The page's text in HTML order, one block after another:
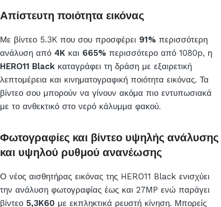
Απίστευτη ποιότητα εικόνας
Με βίντεο 5.3K που σου προσφέρει 91% περισσότερη
ανάλυση από 4K και 665% περισσότερο από 1080p, η
HERO11 Black καταγράφει τη δράση με εξαιρετική
λεπτομέρεια και κινηματογραφική ποιότητα εικόνας. Τα
βίντεο σου μπορούν να γίνουν ακόμα πιο εντυπωσιακά
με το ανθεκτικό στο νερό κάλυμμα φακού.
Φωτογραφίες και βίντεο υψηλής ανάλυσης
και υψηλού ρυθμού ανανέωσης
Ο νέος αισθητήρας εικόνας της HERO11 Black ενισχύει
την ανάλυση φωτογραφίας έως και 27MP ενώ παράγει
βίντεο 5,3K60 με εκπληκτικά ρευστή κίνηση. Μπορείς